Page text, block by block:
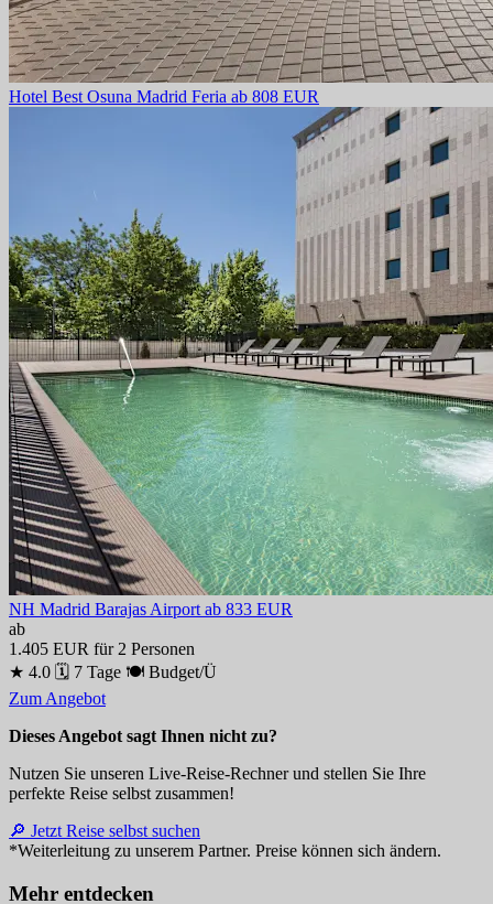
Hotel Best Osuna Madrid Feria ab 808 EUR
NH Madrid Barajas Airport ab 833 EUR
ab
1.405 EUR für 2 Personen
★ 4.0 🗓 7 Tage 🍽 Budget/Ü
Zum Angebot
Dieses Angebot sagt Ihnen nicht zu?
Nutzen Sie unseren Live-Reise-Rechner und stellen Sie Ihre
perfekte Reise selbst zusammen!
🔎 Jetzt Reise selbst suchen
*Weiterleitung zu unserem Partner. Preise können sich ändern.
Mehr entdecken